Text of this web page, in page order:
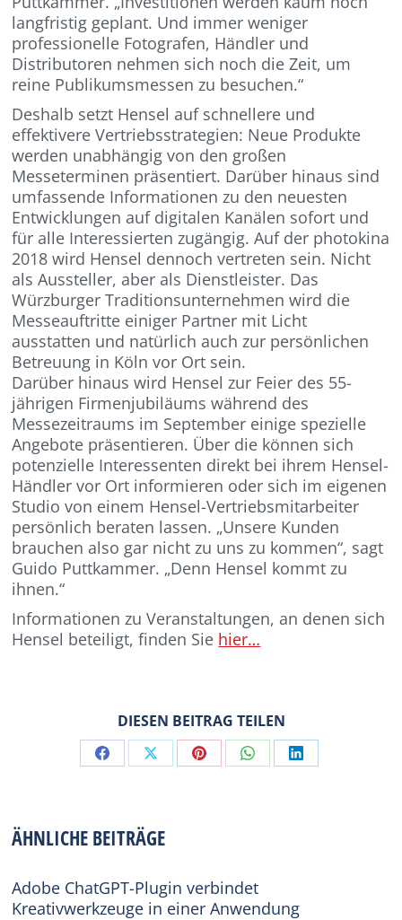
langfristig geplant. Und immer weniger
professionelle Fotografen, Händler und
Distributoren nehmen sich noch die Zeit, um
reine Publikumsmessen zu besuchen.“
Deshalb setzt Hensel auf schnellere und
effektivere Vertriebsstrategien: Neue Produkte
werden unabhängig von den großen
Messeterminen präsentiert. Darüber hinaus sind
umfassende Informationen zu den neuesten
Entwicklungen auf digitalen Kanälen sofort und
für alle Interessierten zugängig. Auf der photokina
2018 wird Hensel dennoch vertreten sein. Nicht
als Aussteller, aber als Dienstleister. Das
Würzburger Traditionsunternehmen wird die
Messeauftritte einiger Partner mit Licht
ausstatten und natürlich auch zur persönlichen
Betreuung in Köln vor Ort sein.
Darüber hinaus wird Hensel zur Feier des 55-
jährigen Firmenjubiläums während des
Messezeitraums im September einige spezielle
Angebote präsentieren. Über die können sich
potenzielle Interessenten direkt bei ihrem Hensel-
Händler vor Ort informieren oder sich im eigenen
Studio von einem Hensel-Vertriebsmitarbeiter
persönlich beraten lassen. „Unsere Kunden
brauchen also gar nicht zu uns zu kommen“, sagt
Guido Puttkammer. „Denn Hensel kommt zu
ihnen.“
Informationen zu Veranstaltungen, an denen sich
Hensel beteiligt, finden Sie hier…
DIESEN BEITRAG TEILEN
Share Share Share Share Share
ÄHNLICHE BEITRÄGE
Adobe ChatGPT-Plugin verbindet
Kreativwerkzeuge in einer Anwendung